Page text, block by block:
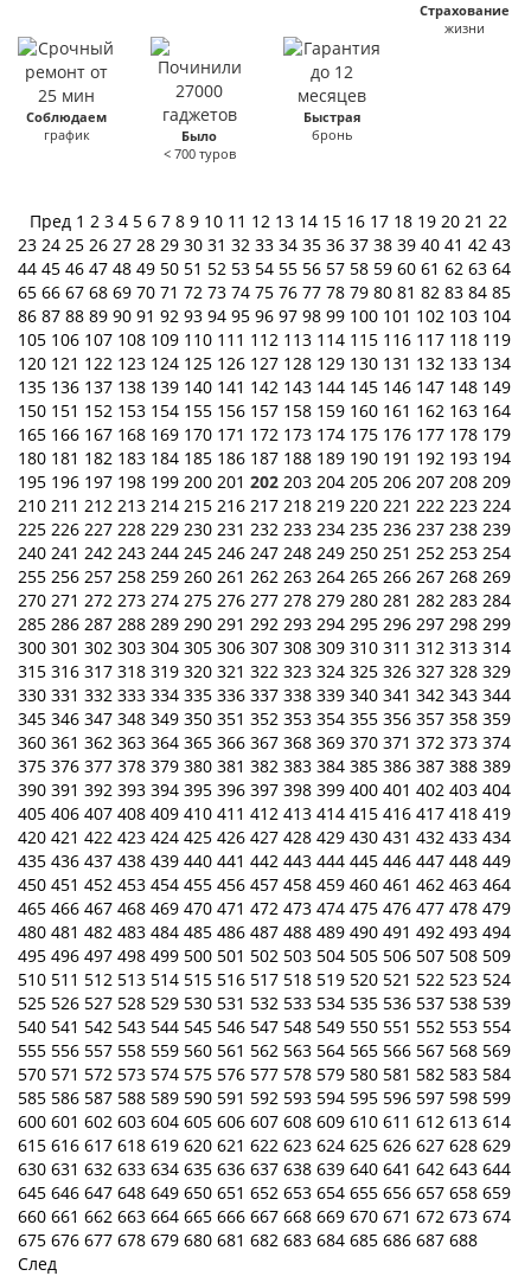
Страхование
жизни
Соблюдаем
график
Было
< 700 туров
Быстрая
бронь
Пред 1 2 3 4 5 6 7 8 9 10 11 12 13 14 15 16 17 18 19 20 21 22
23 24 25 26 27 28 29 30 31 32 33 34 35 36 37 38 39 40 41 42 43
44 45 46 47 48 49 50 51 52 53 54 55 56 57 58 59 60 61 62 63 64
65 66 67 68 69 70 71 72 73 74 75 76 77 78 79 80 81 82 83 84 85
86 87 88 89 90 91 92 93 94 95 96 97 98 99 100 101 102 103 104
105 106 107 108 109 110 111 112 113 114 115 116 117 118 119
120 121 122 123 124 125 126 127 128 129 130 131 132 133 134
135 136 137 138 139 140 141 142 143 144 145 146 147 148 149
150 151 152 153 154 155 156 157 158 159 160 161 162 163 164
165 166 167 168 169 170 171 172 173 174 175 176 177 178 179
180 181 182 183 184 185 186 187 188 189 190 191 192 193 194
195 196 197 198 199 200 201 202 203 204 205 206 207 208 209
210 211 212 213 214 215 216 217 218 219 220 221 222 223 224
225 226 227 228 229 230 231 232 233 234 235 236 237 238 239
240 241 242 243 244 245 246 247 248 249 250 251 252 253 254
255 256 257 258 259 260 261 262 263 264 265 266 267 268 269
270 271 272 273 274 275 276 277 278 279 280 281 282 283 284
285 286 287 288 289 290 291 292 293 294 295 296 297 298 299
300 301 302 303 304 305 306 307 308 309 310 311 312 313 314
315 316 317 318 319 320 321 322 323 324 325 326 327 328 329
330 331 332 333 334 335 336 337 338 339 340 341 342 343 344
345 346 347 348 349 350 351 352 353 354 355 356 357 358 359
360 361 362 363 364 365 366 367 368 369 370 371 372 373 374
375 376 377 378 379 380 381 382 383 384 385 386 387 388 389
390 391 392 393 394 395 396 397 398 399 400 401 402 403 404
405 406 407 408 409 410 411 412 413 414 415 416 417 418 419
420 421 422 423 424 425 426 427 428 429 430 431 432 433 434
435 436 437 438 439 440 441 442 443 444 445 446 447 448 449
450 451 452 453 454 455 456 457 458 459 460 461 462 463 464
465 466 467 468 469 470 471 472 473 474 475 476 477 478 479
480 481 482 483 484 485 486 487 488 489 490 491 492 493 494
495 496 497 498 499 500 501 502 503 504 505 506 507 508 509
510 511 512 513 514 515 516 517 518 519 520 521 522 523 524
525 526 527 528 529 530 531 532 533 534 535 536 537 538 539
540 541 542 543 544 545 546 547 548 549 550 551 552 553 554
555 556 557 558 559 560 561 562 563 564 565 566 567 568 569
570 571 572 573 574 575 576 577 578 579 580 581 582 583 584
585 586 587 588 589 590 591 592 593 594 595 596 597 598 599
600 601 602 603 604 605 606 607 608 609 610 611 612 613 614
615 616 617 618 619 620 621 622 623 624 625 626 627 628 629
630 631 632 633 634 635 636 637 638 639 640 641 642 643 644
645 646 647 648 649 650 651 652 653 654 655 656 657 658 659
660 661 662 663 664 665 666 667 668 669 670 671 672 673 674
675 676 677 678 679 680 681 682 683 684 685 686 687 688
След